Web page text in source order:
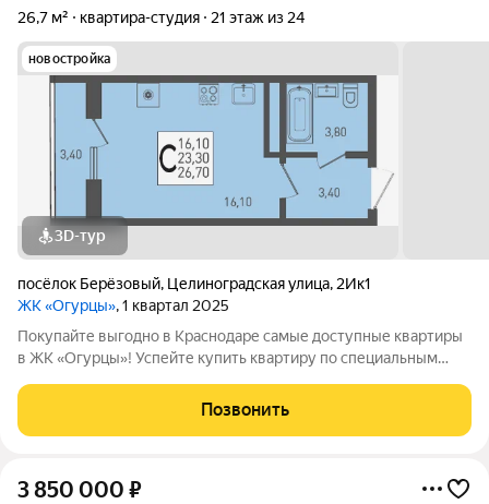
26,7 м²
квартира-студия 21 этаж из 24
новостройка
3D-тур
посёлок Берёзовый, Целиноградская улица, 2Ик1
ЖК «Огурцы», 1 квартал 2025
Покупайте выгодно в Краснодаре самые доступные квартиры
в ЖК «Огурцы»! Успейте купить квартиру по специальным
Жилой комплекс «Огурцы» представляет собой два
современных дома комфорт-класса
Позвонить
3 850 000 ₽